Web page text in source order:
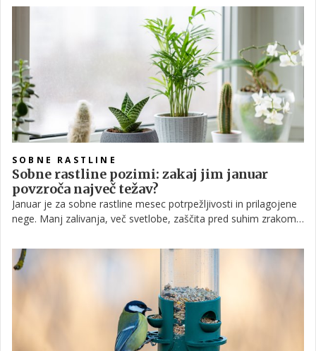
SOBNE RASTLINE
Sobne rastline pozimi: zakaj jim januar
povzroča največ težav?
Januar je za sobne rastline mesec potrpežljivosti in prilagojene
nege. Manj zalivanja, več svetlobe, zaščita pred suhim zrakom
prestale zimo. Če jim v tem obdobju zagotovimo mir in stabilne
razmere, nas bodo spomladi nagradile z zdravo rastjo in novimi